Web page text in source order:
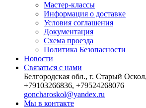
Мастер-классы
Информация о доставке
Условия соглашения
Документация
Схема проезда
Политика Безопасности
Новости
Связаться с нами
Белгородская обл., г. Старый
+79103266836, +79524268076
goncharoskol@yandex.ru
Мы в контакте